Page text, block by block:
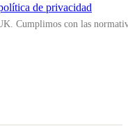
de privacidad
Cumplimos con las